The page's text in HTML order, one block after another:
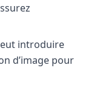
introduire
d’image pour